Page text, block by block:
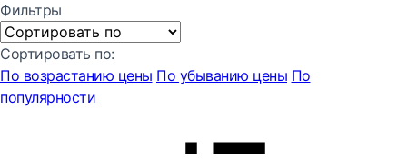
Фильтры
Сортировать по:
По возрастанию цены По убыванию цены По
популярности